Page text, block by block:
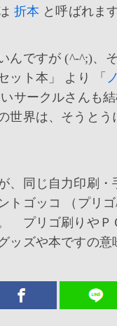
折本 と呼ばれま
んですが (^-^;)、
ット本」 より 「
サークルさんも
界は、そうとう
、同じ自力印刷・
トゴッコ （プリ
プリゴ刷りやＰ
ッズや本ですの意